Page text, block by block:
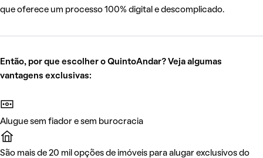
que oferece um processo 100% digital e descomplicado.
Então, por que escolher o QuintoAndar? Veja algumas
vantagens exclusivas:
Alugue sem fiador e sem burocracia
São mais de 20 mil opções de imóveis para alugar exclusivos do